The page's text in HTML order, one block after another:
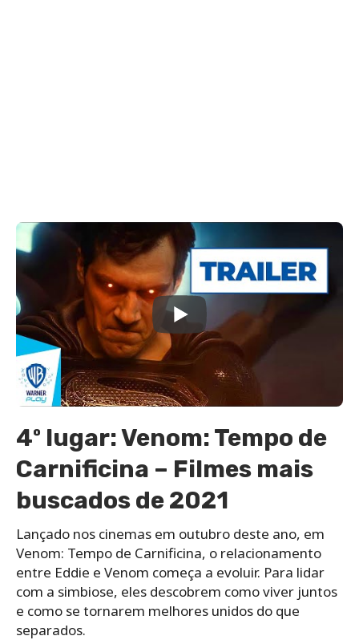
4º lugar: Venom: Tempo de
Carnificina – Filmes mais
buscados de 2021
Lançado nos cinemas em outubro deste ano, em
Venom: Tempo de Carnificina, o relacionamento
entre Eddie e Venom começa a evoluir. Para lidar
com a simbiose, eles descobrem como viver juntos
e como se tornarem melhores unidos do que
separados.